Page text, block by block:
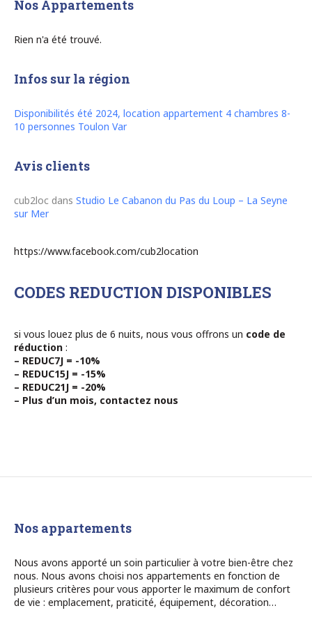
Nos Appartements
Rien n'a été trouvé.
Infos sur la région
Disponibilités été 2024, location appartement 4 chambres 8-
10 personnes Toulon Var
Avis clients
cub2loc dans Studio Le Cabanon du Pas du Loup – La Seyne
sur Mer
https://www.facebook.com/cub2location
CODES REDUCTION DISPONIBLES
si vous louez plus de 6 nuits, nous vous offrons un code de
réduction :
– REDUC7J = -10%
– REDUC15J = -15%
– REDUC21J = -20%
– Plus d’un mois, contactez nous
Nos appartements
Nous avons apporté un soin particulier à votre bien-être chez
nous. Nous avons choisi nos appartements en fonction de
plusieurs critères pour vous apporter le maximum de confort
de vie : emplacement, praticité, équipement, décoration…